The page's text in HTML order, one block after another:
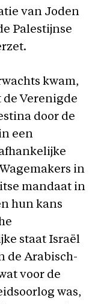
van Joden
Palestijnse
kwam,
Verenigde
door de
een
in
mandaat in
hun kans
staat Israël
de Arabisch-
voor de
was,